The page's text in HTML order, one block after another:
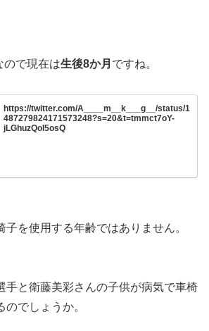
ので現在は生後8か月 ですね。
https://twitter.com/A____m__k___g__/status/1
487279824171573248?s=20&t=tmmct7oY-
jLGhuzQoI5osQ
子を使用する年齢ではありません。
手と衛藤美彩さんの子供が病気で車椅
でしょうか。